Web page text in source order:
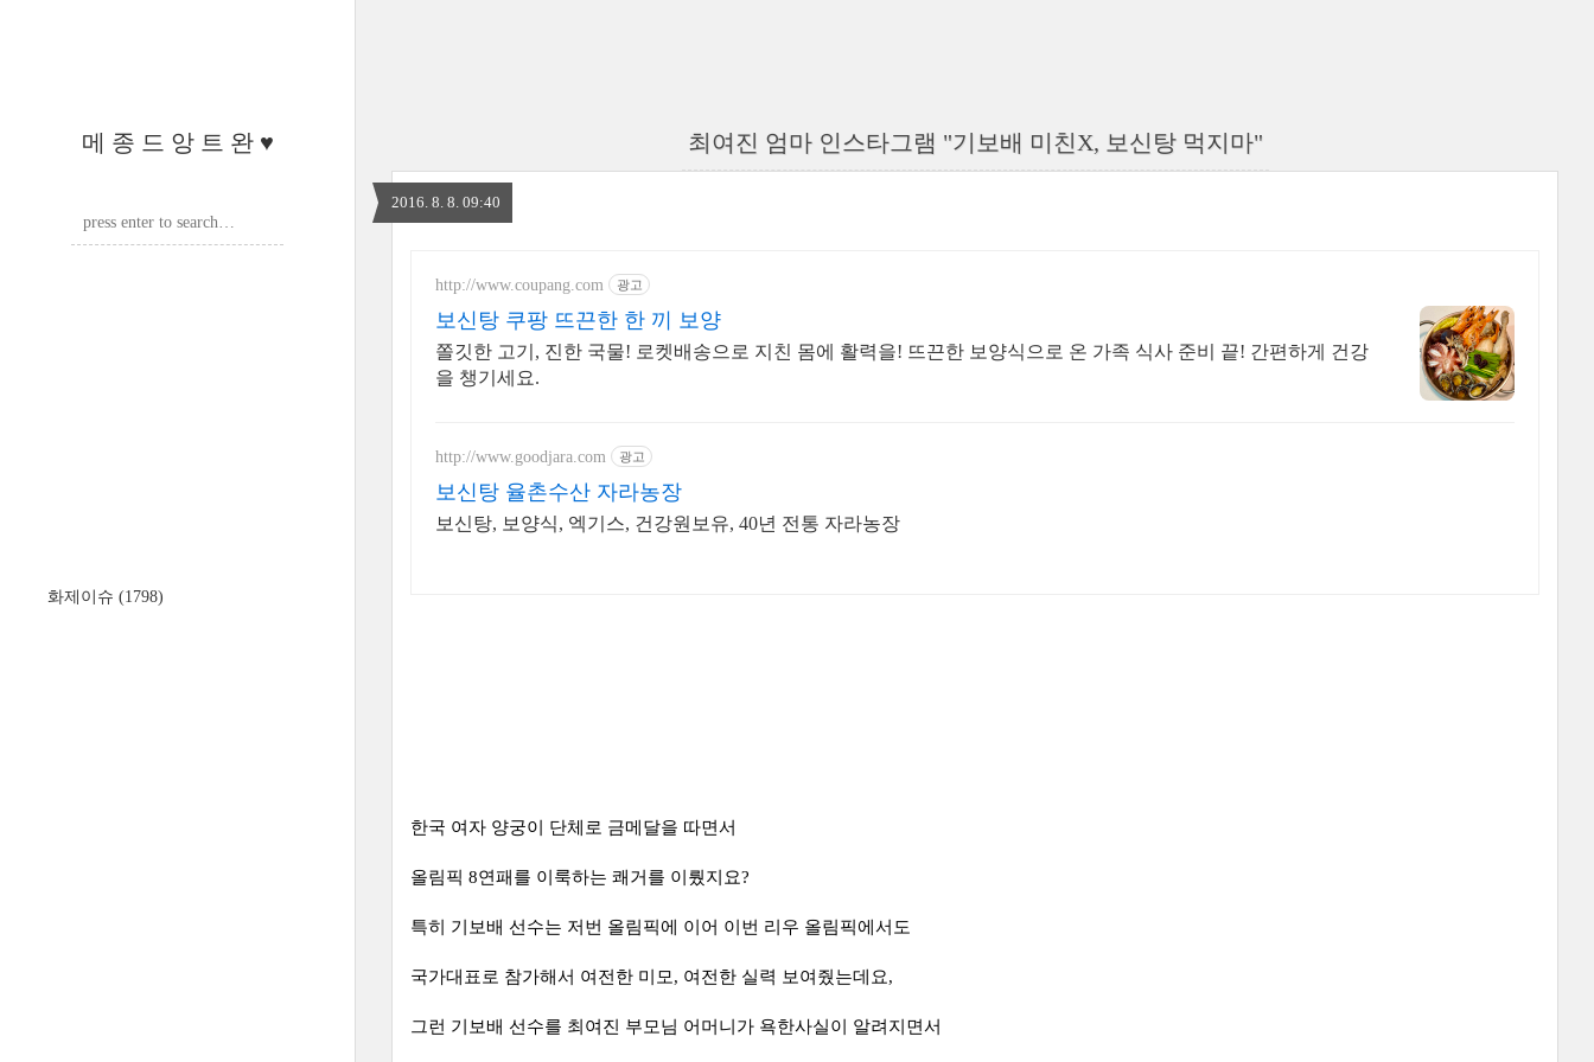
메 종 드 앙 트 완 ♥
화제이슈 (1798)
최여진 엄마 인스타그램 "기보배 미친X, 보신탕 먹지마"
2016. 8. 8. 09:40
http://www.coupang.com 광고
보신탕 쿠팡 뜨끈한 한 끼 보양
쫄깃한 고기, 진한 국물! 로켓배송으로 지친 몸에 활력을! 뜨끈한 보양식으로 온 가족 식사 준비 끝! 간편하게 건강
을 챙기세요.
http://www.goodjara.com 광고
보신탕 율촌수산 자라농장
보신탕, 보양식, 엑기스, 건강원보유, 40년 전통 자라농장
한국 여자 양궁이 단체로 금메달을 따면서
올림픽 8연패를 이룩하는 쾌거를 이뤘지요?
특히 기보배 선수는 저번 올림픽에 이어 이번 리우 올림픽에서도
국가대표로 참가해서 여전한 미모, 여전한 실력 보여줬는데요,
그런 기보배 선수를 최여진 부모님 어머니가 욕한사실이 알려지면서